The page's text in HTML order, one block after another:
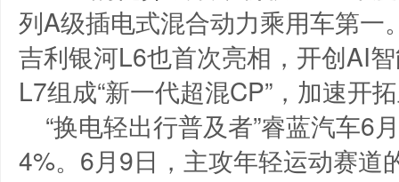
列A级插电式混合动力乘用车第
吉利银河L6也首次亮相，开创AI
L7组成“新一代超混CP”，加速开
“换电轻出行普及者”睿蓝汽车6
4%。6月9日，主攻年轻运动赛道